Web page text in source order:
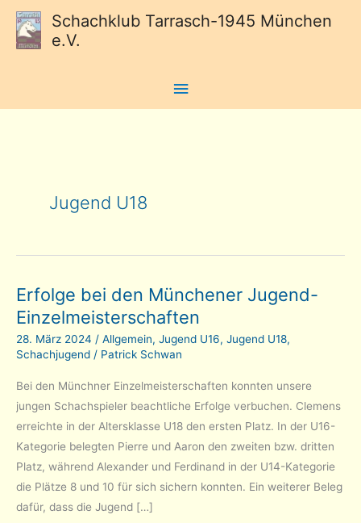
Schachklub Tarrasch-1945 München
e.V.
Hauptmenü
Jugend U18
Erfolge bei den Münchener Jugend-
Einzelmeisterschaften
28. März 2024 / Allgemein, Jugend U16, Jugend U18,
Schachjugend / Patrick Schwan
Bei den Münchner Einzelmeisterschaften konnten unsere
jungen Schachspieler beachtliche Erfolge verbuchen. Clemens
erreichte in der Altersklasse U18 den ersten Platz. In der U16-
Kategorie belegten Pierre und Aaron den zweiten bzw. dritten
Platz, während Alexander und Ferdinand in der U14-Kategorie
die Plätze 8 und 10 für sich sichern konnten. Ein weiterer Beleg
dafür, dass die Jugend […]